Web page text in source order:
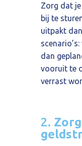
Zorg dat
bij te
uitpakt
dan
vooruit te
verrast
2.